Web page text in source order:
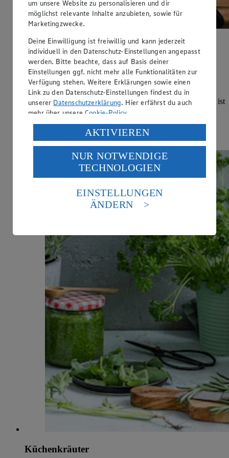
Messerarten
Kategorie: Kochen
Der Überblick entscheidet. Bei all den unterschiedlichen
Messerarten musst du erst einmal wissen, welche wofür
geeignet ist. Danach steht die Auswahl an: Welche Variante ist
neben dem Kochmesser, der Basis jeder gut ausgestatteten
Hier alle Messerarten kennenlernen
Küchenkräuter
um unsere Website zu personalisieren und dir
möglichst relevante Inhalte anzubieten, sowie für
Marketingzwecke.
Deine Einwilligung ist freiwillig und kann jederzeit
individuell in den Datenschutz-Einstellungen angepasst
werden. Bitte beachte, dass auf Basis deiner
Einstellungen ggf. nicht mehr alle Funktionalitäten zur
Verfügung stehen. Weitere Erklärungen sowie einen
Link zu den Datenschutz-Einstellungen findest du in
unserer Datenschutzerklärung. Hier erfährst du auch
mehr über unsereCookie-Policy.
Verarbeitung deiner personenbezogenen Daten in den
USA durch Facebook und YouTube:
Wenn du auf „Aktivieren“ klickst, willigst du im Sinne
des Art. 49 Abs. 1 Satz 1 lit. a) DSGVO ein, dass deine
Daten in den USA verarbeitet werden. Der EuGH sieht
die USA als Land mit einem nach europäischen
Standards nicht angemessenen Datenschutzniveau an.
Es besteht das Risiko eines Zugriffs durch US-
Informationen zum Herausgeber der Seite findest du
Impressum
AKTIVIEREN
NUR NOTWENDIGE
TECHNOLOGIEN
EINSTELLUNGEN
ÄNDERN